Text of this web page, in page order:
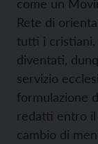
come un
Rete di
tutti i cristiani,
diventati,
servizio
formulazione
redatti entro
cambio di